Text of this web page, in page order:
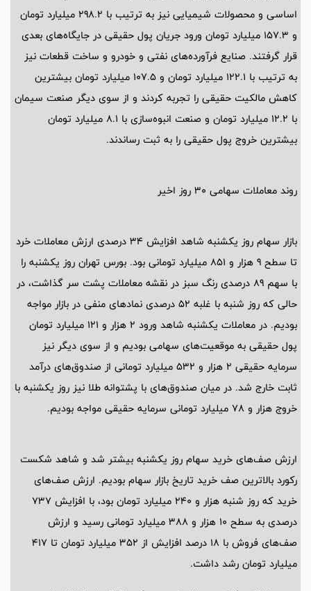
اساسی و محصولات شیمیایی نیز به ترتیب با 298.2 میلیارد تومان
و 157.3 میلیارد تومان ورود جریان پول حقیقی در جایگاه‌های بعدی
قرار گرفتند. صنایع فرآورده‌های نفتی و خودرو و ساخت قطعات نیز
به ترتیب با 122.1 میلیارد تومان و 107.5 میلیارد تومان بیشترین
کاهش مالکیت حقیقی را تجربه کردند و از سوی دیگر صنعت سیمان
با 12.2 میلیارد تومان و صنعت انبوه‌سازی با 8.1 میلیارد تومان
بیشترین خروج پول حقیقی را به ثبت رساندند.
روند معاملات سهامی 30 روز اخیر
بازار سهام روز یکشنبه شاهد افزایش 34 درصدی ارزش معاملات خرد
تا سطح 9 هزار و 851 میلیارد تومانی بود. بورس تهران روز یکشنبه را
با سهم 89 درصدی رنگ سبز در نقشه معاملات پشت سر گذاشت، در
حالی که روز شنبه با غلبه 52 درصدی نماد‌های منفی در بازار مواجه
بودیم. در معاملات یکشنبه شاهد ورود 2 هزار و 121 میلیارد تومان
پول حقیقی به موقعیت‌های سهامی بودیم و از سوی دیگر نیز
سرمایه حقیقی 2 هزار و 532 میلیارد تومانی از صندوق‌های درآمد
ثابت خارج شد. در میان صندوق‌های با پشتوانه طلا نیز روز یکشنبه با
خروج هزار و 78 میلیارد تومانی سرمایه حقیقی مواجه بودیم.
ارزش صف‌های خرید سهام روز یکشنبه بیشتر شد و شاهد شکست
رکورد بالاترین صف خرید تاریخ بازار سهام بودیم. ارزش صف‌های
خرید که روز شنبه هزار و 240 میلیارد تومان بود، با افزایش 737
درصدی به سطح 10 هزار و 388 میلیارد تومانی رسید و ارزش
صف‌های فروش با 18 درصد افزایش از 352 میلیارد تومان تا 417
میلیارد تومان رشد داشت.